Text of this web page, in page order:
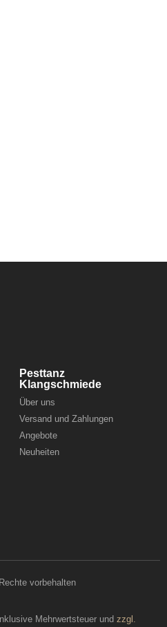
Pesttanz
Klangschmiede
Über uns
Versand und Zahlungen
Angebote
Neuheiten
vorbehalten
Mehrwertsteuer und zzgl.